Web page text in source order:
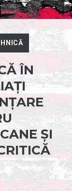
ÎN
ȘI